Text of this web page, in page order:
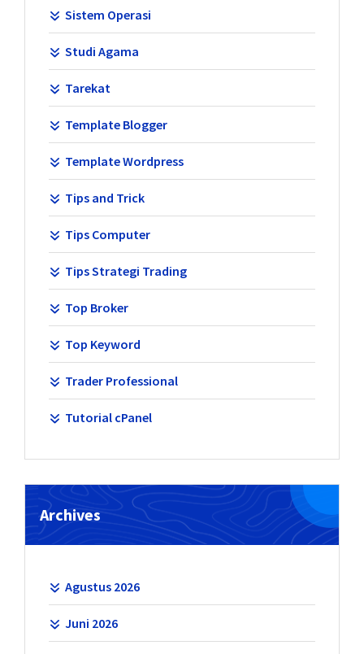
Sistem Operasi
Studi Agama
Tarekat
Template Blogger
Template Wordpress
Tips and Trick
Tips Computer
Tips Strategi Trading
Top Broker
Top Keyword
Trader Professional
Tutorial cPanel
Archives
Agustus 2026
Juni 2026